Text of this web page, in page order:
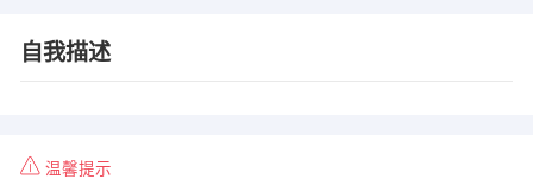
自我描述
温馨提示